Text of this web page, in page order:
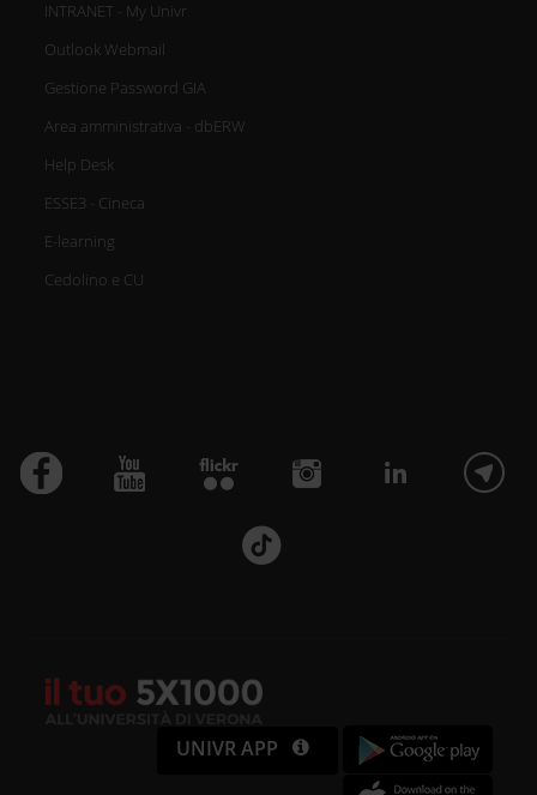
INTRANET - My Univr
Outlook Webmail
Gestione Password GIA
Area amministrativa - dbERW
Help Desk
ESSE3 - Cineca
E-learning
Cedolino e CU
UNIVR APP